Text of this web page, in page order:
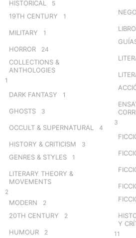
HISTORICAL 5
19TH CENTURY 1
MILITARY 1
HORROR 24
COLLECTIONS &
ANTHOLOGIES
1
DARK FANTASY 1
GHOSTS 3
OCCULT & SUPERNATURAL 4
HISTORY & CRITICISM 3
GENRES & STYLES 1
LITERARY THEORY &
MOVEMENTS
2
MODERN 2
20TH CENTURY 2
HUMOUR 2
3
Y
11